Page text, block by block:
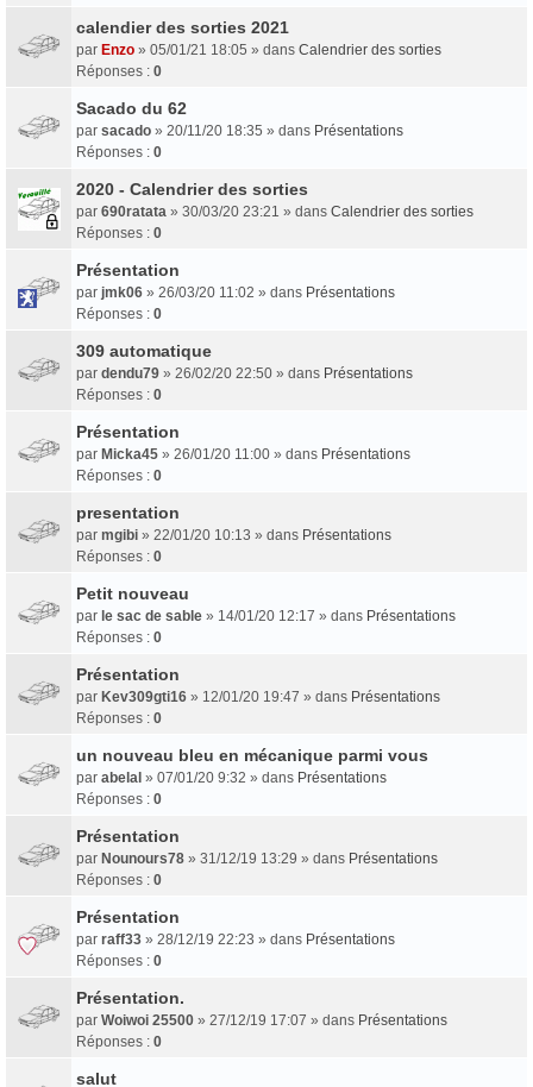
calendier des sorties 2021
par Enzo » 05/01/21 18:05 » dans Calendrier des sorties
Réponses : 0
Sacado du 62
par sacado » 20/11/20 18:35 » dans Présentations
Réponses : 0
2020 - Calendrier des sorties
par 690ratata » 30/03/20 23:21 » dans Calendrier des sorties
Réponses : 0
Présentation
par jmk06 » 26/03/20 11:02 » dans Présentations
Réponses : 0
309 automatique
par dendu79 » 26/02/20 22:50 » dans Présentations
Réponses : 0
Présentation
par Micka45 » 26/01/20 11:00 » dans Présentations
Réponses : 0
presentation
par mgibi » 22/01/20 10:13 » dans Présentations
Réponses : 0
Petit nouveau
par le sac de sable » 14/01/20 12:17 » dans Présentations
Réponses : 0
Présentation
par Kev309gti16 » 12/01/20 19:47 » dans Présentations
Réponses : 0
un nouveau bleu en mécanique parmi vous
par abelal » 07/01/20 9:32 » dans Présentations
Réponses : 0
Présentation
par Nounours78 » 31/12/19 13:29 » dans Présentations
Réponses : 0
Présentation
par raff33 » 28/12/19 22:23 » dans Présentations
Réponses : 0
Présentation.
par Woiwoi 25500 » 27/12/19 17:07 » dans Présentations
Réponses : 0
salut